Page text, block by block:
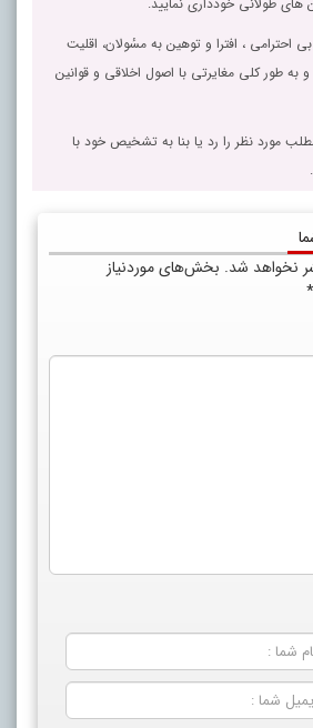
های طولانی خودداری نمایید.
احترامی ، افترا و توهین به مسٔولان، اقلیت
به طور کلی مغایرتی با اصول اخلاقی و قوانین
مورد نظر را رد یا بنا به تشخیص خود با
نخواهد شد. بخش‌های موردنیاز
*